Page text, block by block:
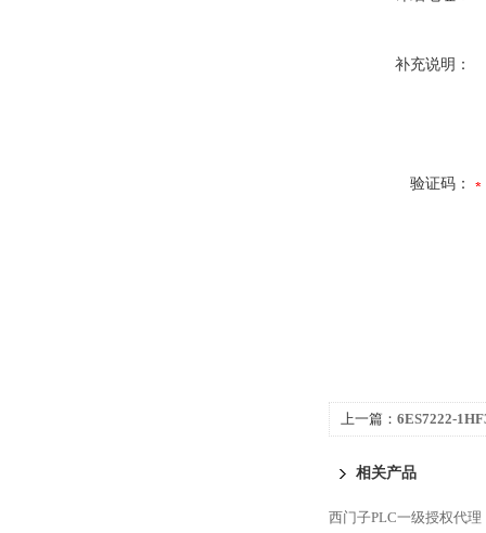
补充说明：
验证码：
上一篇： 6ES7222-
相关产品
西门子PLC一级授权代理